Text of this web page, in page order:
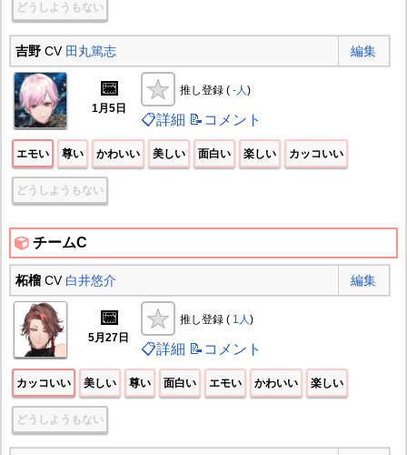
どうしようもない
吉野CV 田丸篤志 編集
📅
1月5日
推し登録 ( -人 )
📋詳細 📝コメント
エモい 尊い かわいい 美しい 面白い 楽しい カッコいい
どうしようもない
チームC
柘榴CV 白井悠介 編集
📅
5月27日
推し登録 ( 1人 )
📋詳細 📝コメント
カッコいい 美しい 尊い 面白い エモい かわいい 楽しい
どうしようもない